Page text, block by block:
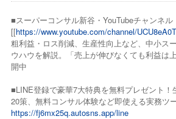
■スーパーコンサル新谷・YouTubeチャンネル
[[https://www.youtube.com/channel/
粗利益・ロス削減、生産性向上など、中小ス
ウハウを解説。「売上が伸びなくても利益は
開中
■LINE登録で豪華7大特典を無料プレゼント！
20策、無料コンサル体験など即使える実務ツ
https://fj6mx25q.autosns.app/line